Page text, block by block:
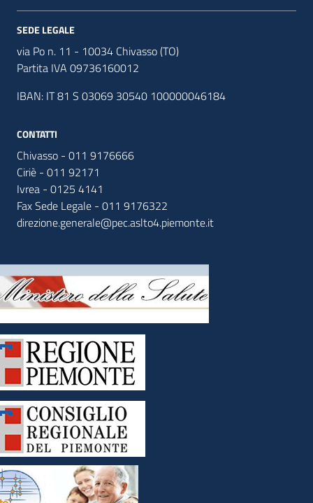
SEDE LEGALE
via Po n. 11 - 10034 Chivasso (TO)
Partita IVA 09736160012
IBAN: IT 81 S 03069 30540 100000046184
CONTATTI
Chivasso - 011 9176666
Ciriè - 011 92171
Ivrea - 0125 4141
Fax Sede Legale - 011 9176322
direzione.generale@pec.aslto4.piemonte.it